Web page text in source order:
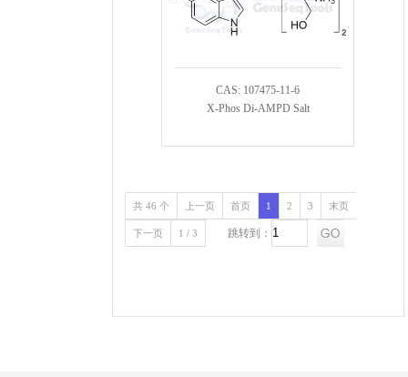
CAS: 107475-11-6
X-Phos Di-AMPD Salt
共 46 个 上一页 首页 1 2 3 末页
下一页 1 / 3 跳转到：